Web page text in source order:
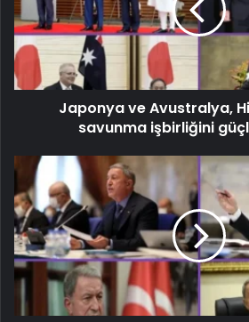
Japonya ve Avustralya,
savunma işbirliğini